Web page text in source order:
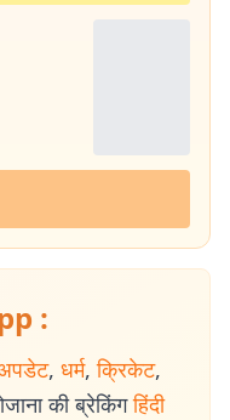
:
, धर्म, क्रिकेट,
की ब्रेकिंग हिंदी